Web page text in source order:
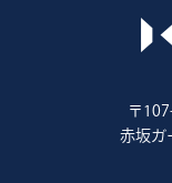
〒
赤坂ガ